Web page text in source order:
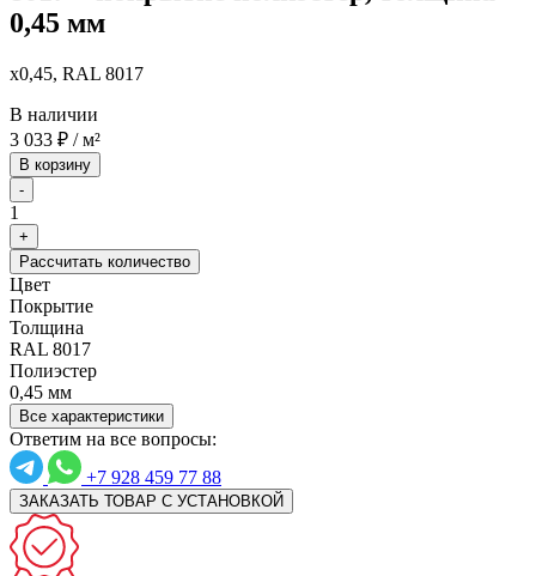
0,45 мм
x0,45, RAL 8017
В наличии
3 033 ₽ / м²
В корзину
-
1
+
Рассчитать количество
Цвет
Покрытие
Толщина
RAL 8017
Полиэстер
0,45 мм
Все характеристики
Ответим на все вопросы:
+7 928 459 77 88
ЗАКАЗАТЬ ТОВАР С УСТАНОВКОЙ